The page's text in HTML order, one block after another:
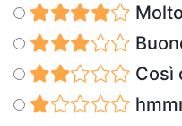
Così